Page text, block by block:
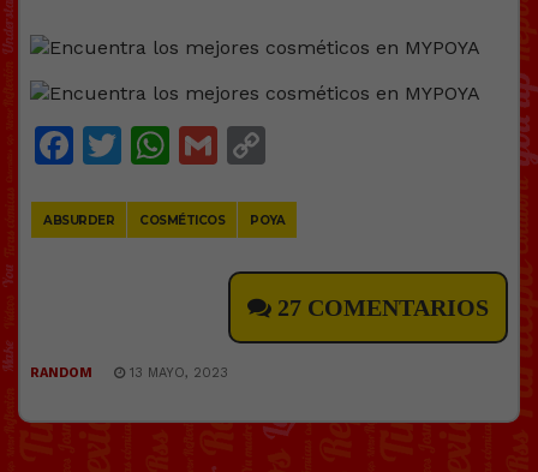
Facebook
Twitter
WhatsApp
Gmail
ABSURDER COSMÉTICOS POYA
27 COMENTARIOS
RANDOM 13 MAYO, 2023